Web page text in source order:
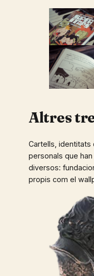
Altres
Cartells, identitats
personals que
diversos:
propis com el